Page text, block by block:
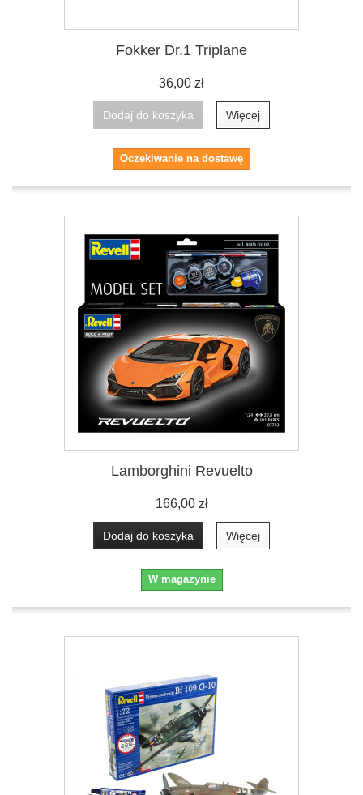
Fokker Dr.1 Triplane
36,00 zł
Dodaj do koszyka Więcej
Oczekiwanie na dostawę
Lamborghini Revuelto
166,00 zł
Dodaj do koszyka Więcej
W magazynie